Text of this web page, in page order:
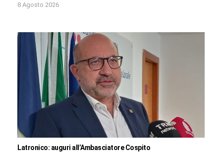
8 Agosto 2026
Latronico: auguri all’Ambasciatore Cospito